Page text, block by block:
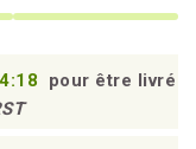
pour être livré